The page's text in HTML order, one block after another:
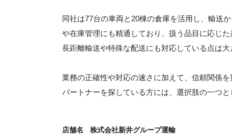
同社は77台の車両と20棟の倉庫を活用し、輸送
や在庫管理にも精通しており、扱う品目に応じ
長距離輸送や特殊な配送にも対応している点は大
業務の正確性や対応の速さに加えて、信頼関係
パートナーを探している方には、選択肢の一つ
店舗名 株式会社新井グループ運輸